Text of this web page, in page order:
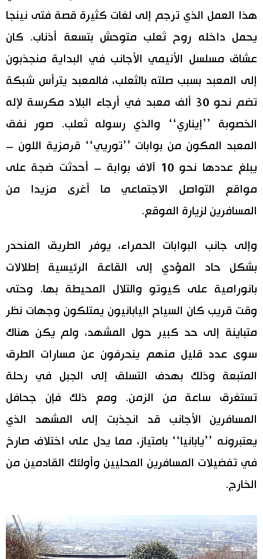
هذا العمل الذي ترجم إلى لغات كثيرة قصة فتى نينجا
يحمل داخله روح ثعلب متوحش بتسعة أذناب. كان
عشاق مسلسل الأنيمي الأجانب في البداية منجذبون
إلى المعبد بسبب صلته بالثعلب، فالمعبد يترأس شبكة
تضم نحو 30 ألف معبد في أرجاء البلاد مكرسة لإله
الخصوبة ’’إيناري‘‘ والذي رسوله ثعلب. صور نفق
المعبد المكون من بوابات ’’توريي‘‘ قرمزية اللون –
يبلغ عددها نحو 10 آلاف بوابة – أحدثت ضجة على
مواقع التواصل الاجتماعي ما أغرى مزيدا من
المسافرين لزيارة الموقع.
وإلى جانب البوابات الحمراء، يوفر الطريق المنحدر
بشكل حاد المؤدي إلى القاعة الرئيسية إطلالات
بانورامية على كيوتو والتلال المحيطة بها. وحتى
وقت قريب كان السياح اليابانيون يمتلكون وجهات نظر
متباينة إلى حد كبير حول المشهد، ولم يكن هناك
سوى عدد قليل منهم ينحرفون عن مسارات الطرق
المتبعة وذلك بهدف التسلق إلى الجبل في رحلة
تستغرق ساعة من الزمن. ومع ذلك فإن جحافل
المسافرين الأجانب قد انجذبت إلى المشهد الذي
يعتبرونه ’’يابانيا‘‘ بامتياز، مما يدل على اختلاف صارخ
في تفضيلات المسافرين المحليين وأولئك القادمين من
الخارج.